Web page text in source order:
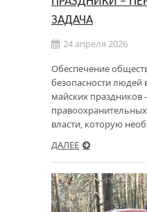
ЗАДАЧА
24 апреля 2026
Обеспечение
безопасности людей
майских праздников
правоохранительных
власти, которую
ДАЛЕЕ